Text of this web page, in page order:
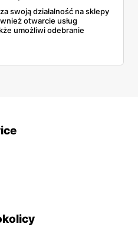
swoją działalność na sklepy
otwarcie usług
umożliwi odebranie